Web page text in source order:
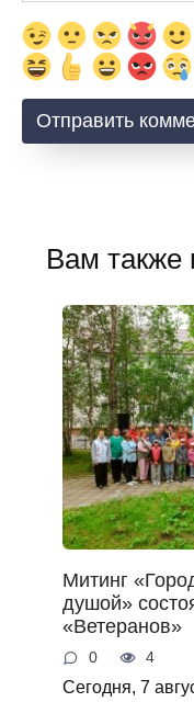
Вам также
Митинг
душой»
«Ветеранов»
0 4
Сегодня, 7